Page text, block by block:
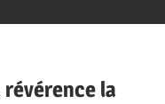
révérence la